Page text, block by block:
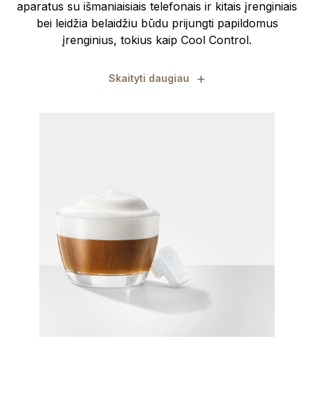
aparatus su išmaniaisiais telefonais ir kitais įrenginiais
bei leidžia belaidžiu būdu prijungti papildomus
įrenginius, tokius kaip Cool Control.
Skaityti daugiau +